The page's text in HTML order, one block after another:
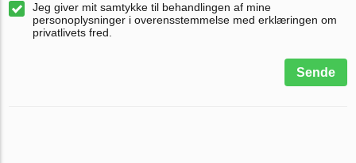
Jeg giver mit samtykke til behandlingen af mine
personoplysninger i overensstemmelse med erklæringen om
privatlivets fred.
Sende